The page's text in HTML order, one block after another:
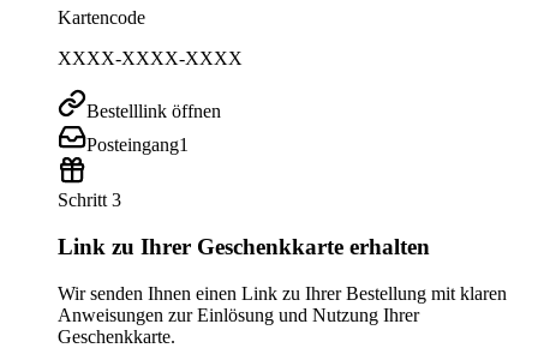
Kartencode
XXXX-XXXX-XXXX
Bestelllink öffnen
Posteingang1
Schritt 3
Link zu Ihrer Geschenkkarte erhalten
Wir senden Ihnen einen Link zu Ihrer Bestellung mit klaren
Anweisungen zur Einlösung und Nutzung Ihrer
Geschenkkarte.